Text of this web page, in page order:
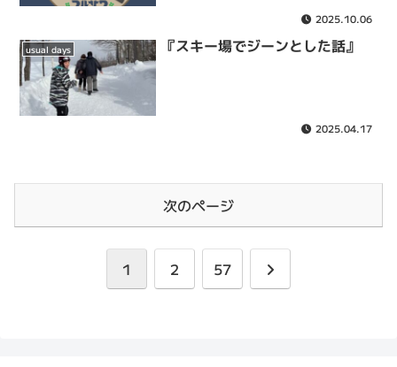
2025.10.06
usual days 『スキー場でジーンとした話』
2025.04.17
次のページ
1 2 57
次